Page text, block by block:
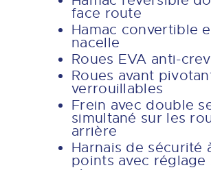
face route
Hamac convertible
nacelle
Roues EVA anti-
Roues avant
verrouillables
Frein avec double
simultané sur les
arrière
Harnais de sécurité
points avec réglage